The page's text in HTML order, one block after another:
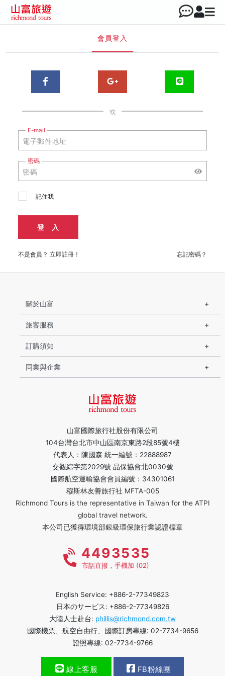
會員登入
或
E-mail
密碼
記住我
登 入
不是會員？ 立即註冊！ 忘記密碼？
山富國際旅行社股份有限公司
104台灣台北市中山區南京東路2段85號4樓
代表人：陳國森 統一編號：22888987
交觀綜字第2029號 品保協會北0030號
國際航空運輸協會會員編號：34301061
穆斯林友善旅行社 MFTA-005
Richmond Tours is the representative in Taiwan for the ATPI
global travel network.
本公司已獲得環境部銀級環保旅行業認證標章
關於山富
旅客服務
訂購須知
同業與企業
4493535
市話直撥，手機加 (02)
English Service: +886-2-77349823
日本のサービス: +886-2-77349826
大陸人士赴台: phillis@richmond.com.tw
國際機票、航空自由行、國際訂房專線: 02-7734-9656
證照專線: 02-7734-9766
線上客服 FB粉絲團